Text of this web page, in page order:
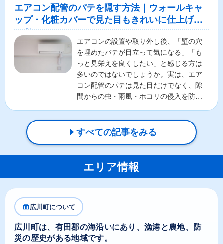
エアコン配管のパテを隠す方法｜ウォールキャ
ップ・化粧カバーで見た目もきれいに仕上げる
コツ
エアコンの設置や取り外し後、「壁の穴
を埋めたパテが目立って気になる」「も
っと見栄えを良くしたい」と感じる方は
多いのではないでしょうか。実は、エア
コン配管のパテは見た目だけでなく、隙
間からの虫・雨風・ホコリの侵入を防ぐ
すべての記事をみる
エリア情報
広川町について
広川町は、有田郡の海沿いにあり、漁港と農地、防
災の歴史がある地域です。